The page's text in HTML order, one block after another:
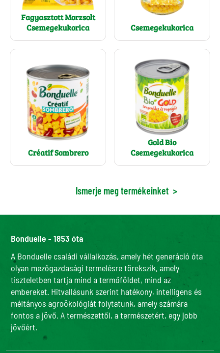
Fagyasztott Morzsolt
Csemegekukorica
Csemegekukorica
Créatif Sombrero
Gold Bio
Csemegekukorica
Ismerje meg termékeinket >
Bonduelle - 1853 óta
A Bonduelle családi vállalkozás, amely hét generáció óta
olyan mezőgazdasági termelésre törekszik, amely
tiszteletben tartja mind a termőföldet, mind az
embereket. Hitvallásunk szerint hatékony, intelligens és
méltányos agroökológiát folytatunk, amely számára
fontos a jövő. A természettől, a természetért, egy jobb
jövőért.